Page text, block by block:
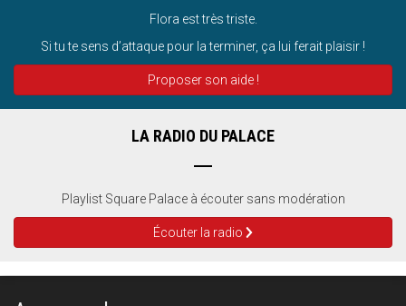
Flora est très triste.
Si tu te sens d’attaque pour la terminer, ça lui ferait plaisir !
Proposer son aide !
LA RADIO DU PALACE
Playlist Square Palace à écouter sans modération
Écouter la radio